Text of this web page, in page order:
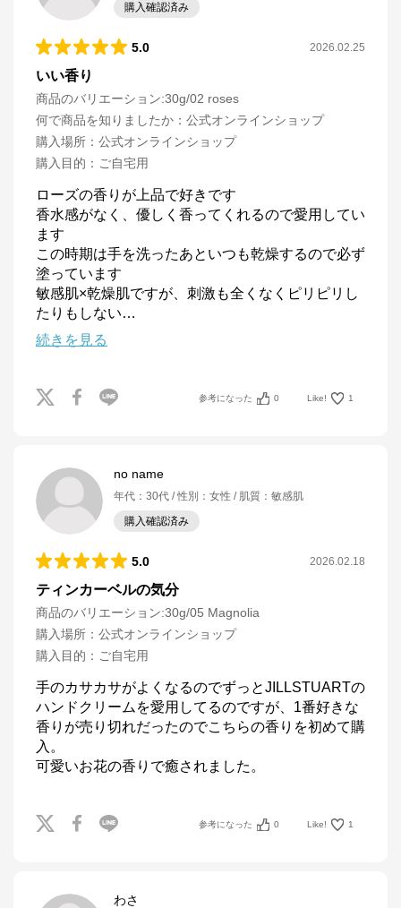
購入確認済み
5.0 2026.02.25
いい香り
商品のバリエーション:30g/02 roses
何で商品を知りましたか ： 公式オンラインショップ
購入場所 ： 公式オンラインショップ
購入目的 ： ご自宅用
ローズの香りが上品で好きです
香水感がなく、優しく香ってくれるので愛用してい
ます
この時期は手を洗ったあといつも乾燥するので必ず
塗っています
敏感肌×乾燥肌ですが、刺激も全くなくピリピリし
たりもしない…
続きを見る
参考になった 0 Like! 1
no name
年代 ： 30代 性別 ： 女性 肌質 ： 敏感肌
購入確認済み
5.0 2026.02.18
ティンカーベルの気分
商品のバリエーション:30g/05 Magnolia
購入場所 ： 公式オンラインショップ
購入目的 ： ご自宅用
手のカサカサがよくなるのでずっとJILLSTUARTの
ハンドクリームを愛用してるのですが、1番好きな
香りが売り切れだったのでこちらの香りを初めて購
入。
可愛いお花の香りで癒されました。
参考になった 0 Like! 1
わさ